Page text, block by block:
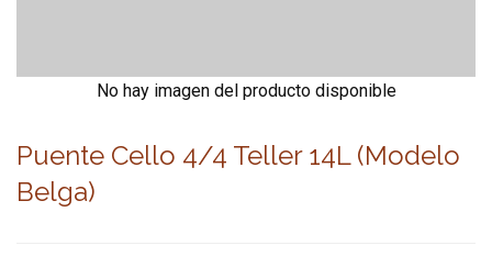
No hay imagen del producto disponible
Puente Cello 4/4 Teller 14L (Modelo
Belga)